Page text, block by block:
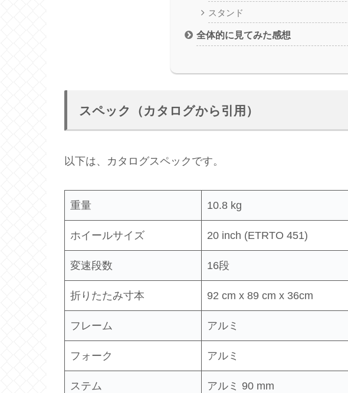
スタンド
全体的に見てみた感想
スペック（カタログから引用）
以下は、カタログスペックです。
重量 10.8 kg
ホイールサイズ 20 inch (ETRTO 451)
変速段数 16段
折りたたみ寸本 92 cm x 89 cm x 36cm
フレーム アルミ
フォーク アルミ
ステム アルミ 90 mm